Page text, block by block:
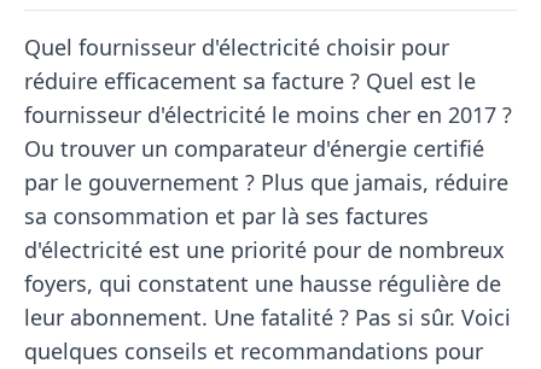
Quel fournisseur d'électricité choisir pour
réduire efficacement sa facture ? Quel est le
fournisseur d'électricité le moins cher en 2017 ?
Ou trouver un comparateur d'énergie certifié
par le gouvernement ? Plus que jamais, réduire
sa consommation et par là ses factures
d'électricité est une priorité pour de nombreux
foyers, qui constatent une hausse régulière de
leur abonnement. Une fatalité ? Pas si sûr. Voici
quelques conseils et recommandations pour